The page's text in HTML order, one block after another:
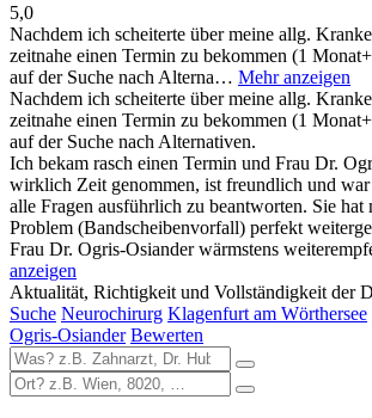
5,0
Nachdem ich scheiterte über meine allg.
zeitnahe einen Termin zu bekommen (1
auf der Suche nach Alterna… Mehr anzeigen
Nachdem ich scheiterte über meine allg.
zeitnahe einen Termin zu bekommen (1
auf der Suche nach Alternativen.
Ich bekam rasch einen Termin und Frau Dr.
wirklich Zeit genommen, ist freundlich und
alle Fragen ausführlich zu beantworten. Sie hat
Problem (Bandscheibenvorfall) perfekt
Frau Dr. Ogris-Osiander wärmstens
anzeigen
Aktualität, Richtigkeit und Vollständigkeit der
Suche Neurochirurg Klagenfurt am Wörthersee
Ogris-Osiander Bewerten